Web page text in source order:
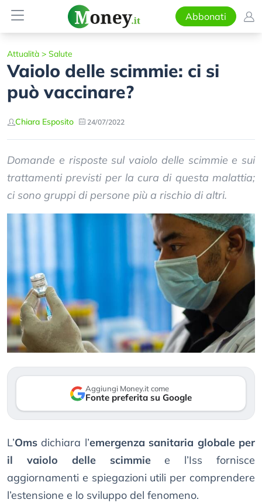
Abbonati
Attualità > Salute
Vaiolo delle scimmie: ci si
può vaccinare?
Chiara Esposito 24/07/2022
Domande e risposte sul vaiolo delle scimmie e sui
trattamenti previsti per la cura di questa malattia;
ci sono gruppi di persone più a rischio di altri.
Aggiungi Money.it come
Fonte preferita su Google
L’Oms dichiara l’emergenza sanitaria globale per
il vaiolo delle scimmiee l’Iss fornisce
aggiornamenti e spiegazioni utili per comprendere
l’estensione e lo sviluppo del fenomeno.